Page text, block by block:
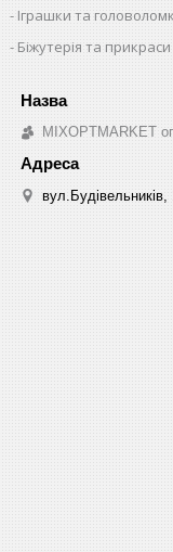
Іграшки та
Біжутерія та прикраси
MIXOPTMARKET
вул.Будівельників,